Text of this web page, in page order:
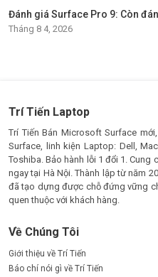
Đánh giá Surface Pro 9: Còn
Tháng 8 4, 2026
Trí Tiến Laptop
Trí Tiến Bán Microsoft Surface
Surface, linh kiện Laptop: Dell,
Toshiba. Bảo hành lỗi 1 đổi 1.
ngay tại Hà Nội. Thành lập từ năm
đã tạo dựng được chỗ đứng vững
quen thuộc với khách hàng.
Về Chúng Tôi
Giới thiệu về Trí Tiến
Báo chí nói gì về Trí Tiến